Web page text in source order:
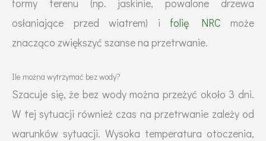
osłaniające przed wiatrem) i folię NRC może
znacząco zwiększyć szanse na przetrwanie.
Ile można wytrzymać bez wody?
Szacuje się, że bez wody można przeżyć około 3 dni.
W tej sytuacji również czas na przetrwanie zależy od
warunków sytuacji. Wysoka temperatura otoczenia,